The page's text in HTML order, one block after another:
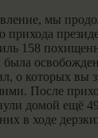
мы
прихода
158
о которых вы
После
домой ещё
в ходе